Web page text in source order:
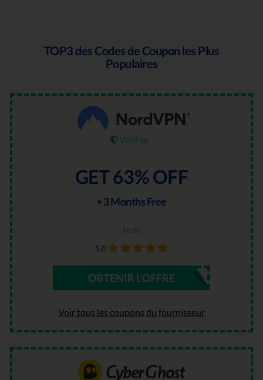
TOP3 des Codes de Coupon les Plus
Populaires
Vérifiée
GET 63% OFF
+ 3 Months Free
Note
5.0
OBTENIR L'OFFRE
Voir tous les coupons du fournisseur